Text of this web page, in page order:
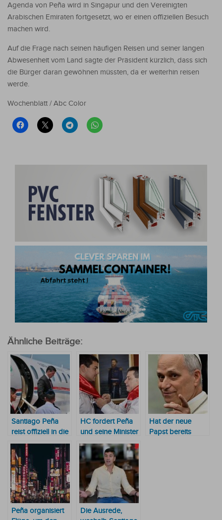
Agenda von Peña wird in Singapur und den Vereinigten
Arabischen Emiraten fortgesetzt, wo er einen offiziellen Besuch
machen wird.
Auf die Frage nach seinen häufigen Reisen und seiner langen
Abwesenheit vom Land sagte der Präsident kürzlich, dass sich
die Bürger daran gewöhnen müssten, da er weiterhin reisen
werde.
Wochenblatt / Abc Color
Ähnliche Beiträge:
Santiago Peña
reist offiziell in die
USA und ignoriert
die Beerdigung
des Papstes
HC fordert Peña
und seine Minister
auf, der ANR
Bericht zu
erstatten
Hat der neue
Papst bereits
Peña organisiert
Die Ausrede,